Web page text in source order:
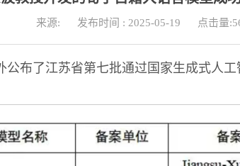
来源: 发布时间 : 2025-05-19 点击量:
公布了江苏省第七批通过国家生成式人